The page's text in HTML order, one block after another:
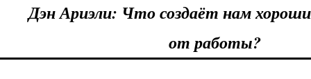
Дэн Ариэли: Что создаёт нам
от работы?